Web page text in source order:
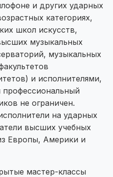
и других ударных
категориях,
школ искусств,
музыкальных
музыкальных
и исполнителями,
не ограничен.
на ударных
высших учебных
Европы, Америки и
мастер-классы